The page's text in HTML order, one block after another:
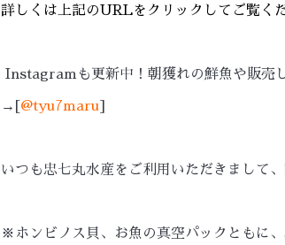
詳しくは上記のURLをクリックしてご覧く
Instagramも更新中！朝獲れの鮮魚や販売
→[ @tyu7maru
いつも忠七丸水産をご利用いただきまして
※ホンビノス貝、お魚の真空パックともに